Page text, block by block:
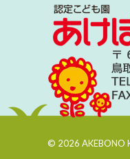
© 2026 AKEBONO